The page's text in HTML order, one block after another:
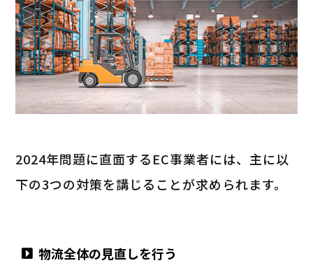
2024年問題に直面するEC事業者には、主に以
下の3つの対策を講じることが求められます。
物流全体の見直しを行う